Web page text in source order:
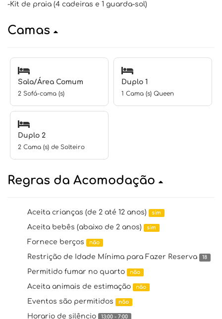
-Kit de praia (4 cadeiras e 1 guarda-sol)
Camas
Sala/Área Comum
2 Sofá-cama (s)
Duplo 1
1 Cama (s) Queen
Duplo 2
2 Cama (s) de Solteiro
Regras da Acomodação
Aceita crianças (de 2 até 12 anos) sim
Aceita bebês (abaixo de 2 anos) sim
Fornece berços não
Restrição de Idade Mínima para Fazer Reserva 18
Permitido fumar no quarto não
Aceita animais de estimação não
Eventos são permitidos não
Horario de silêncio 13:00 - 7:00